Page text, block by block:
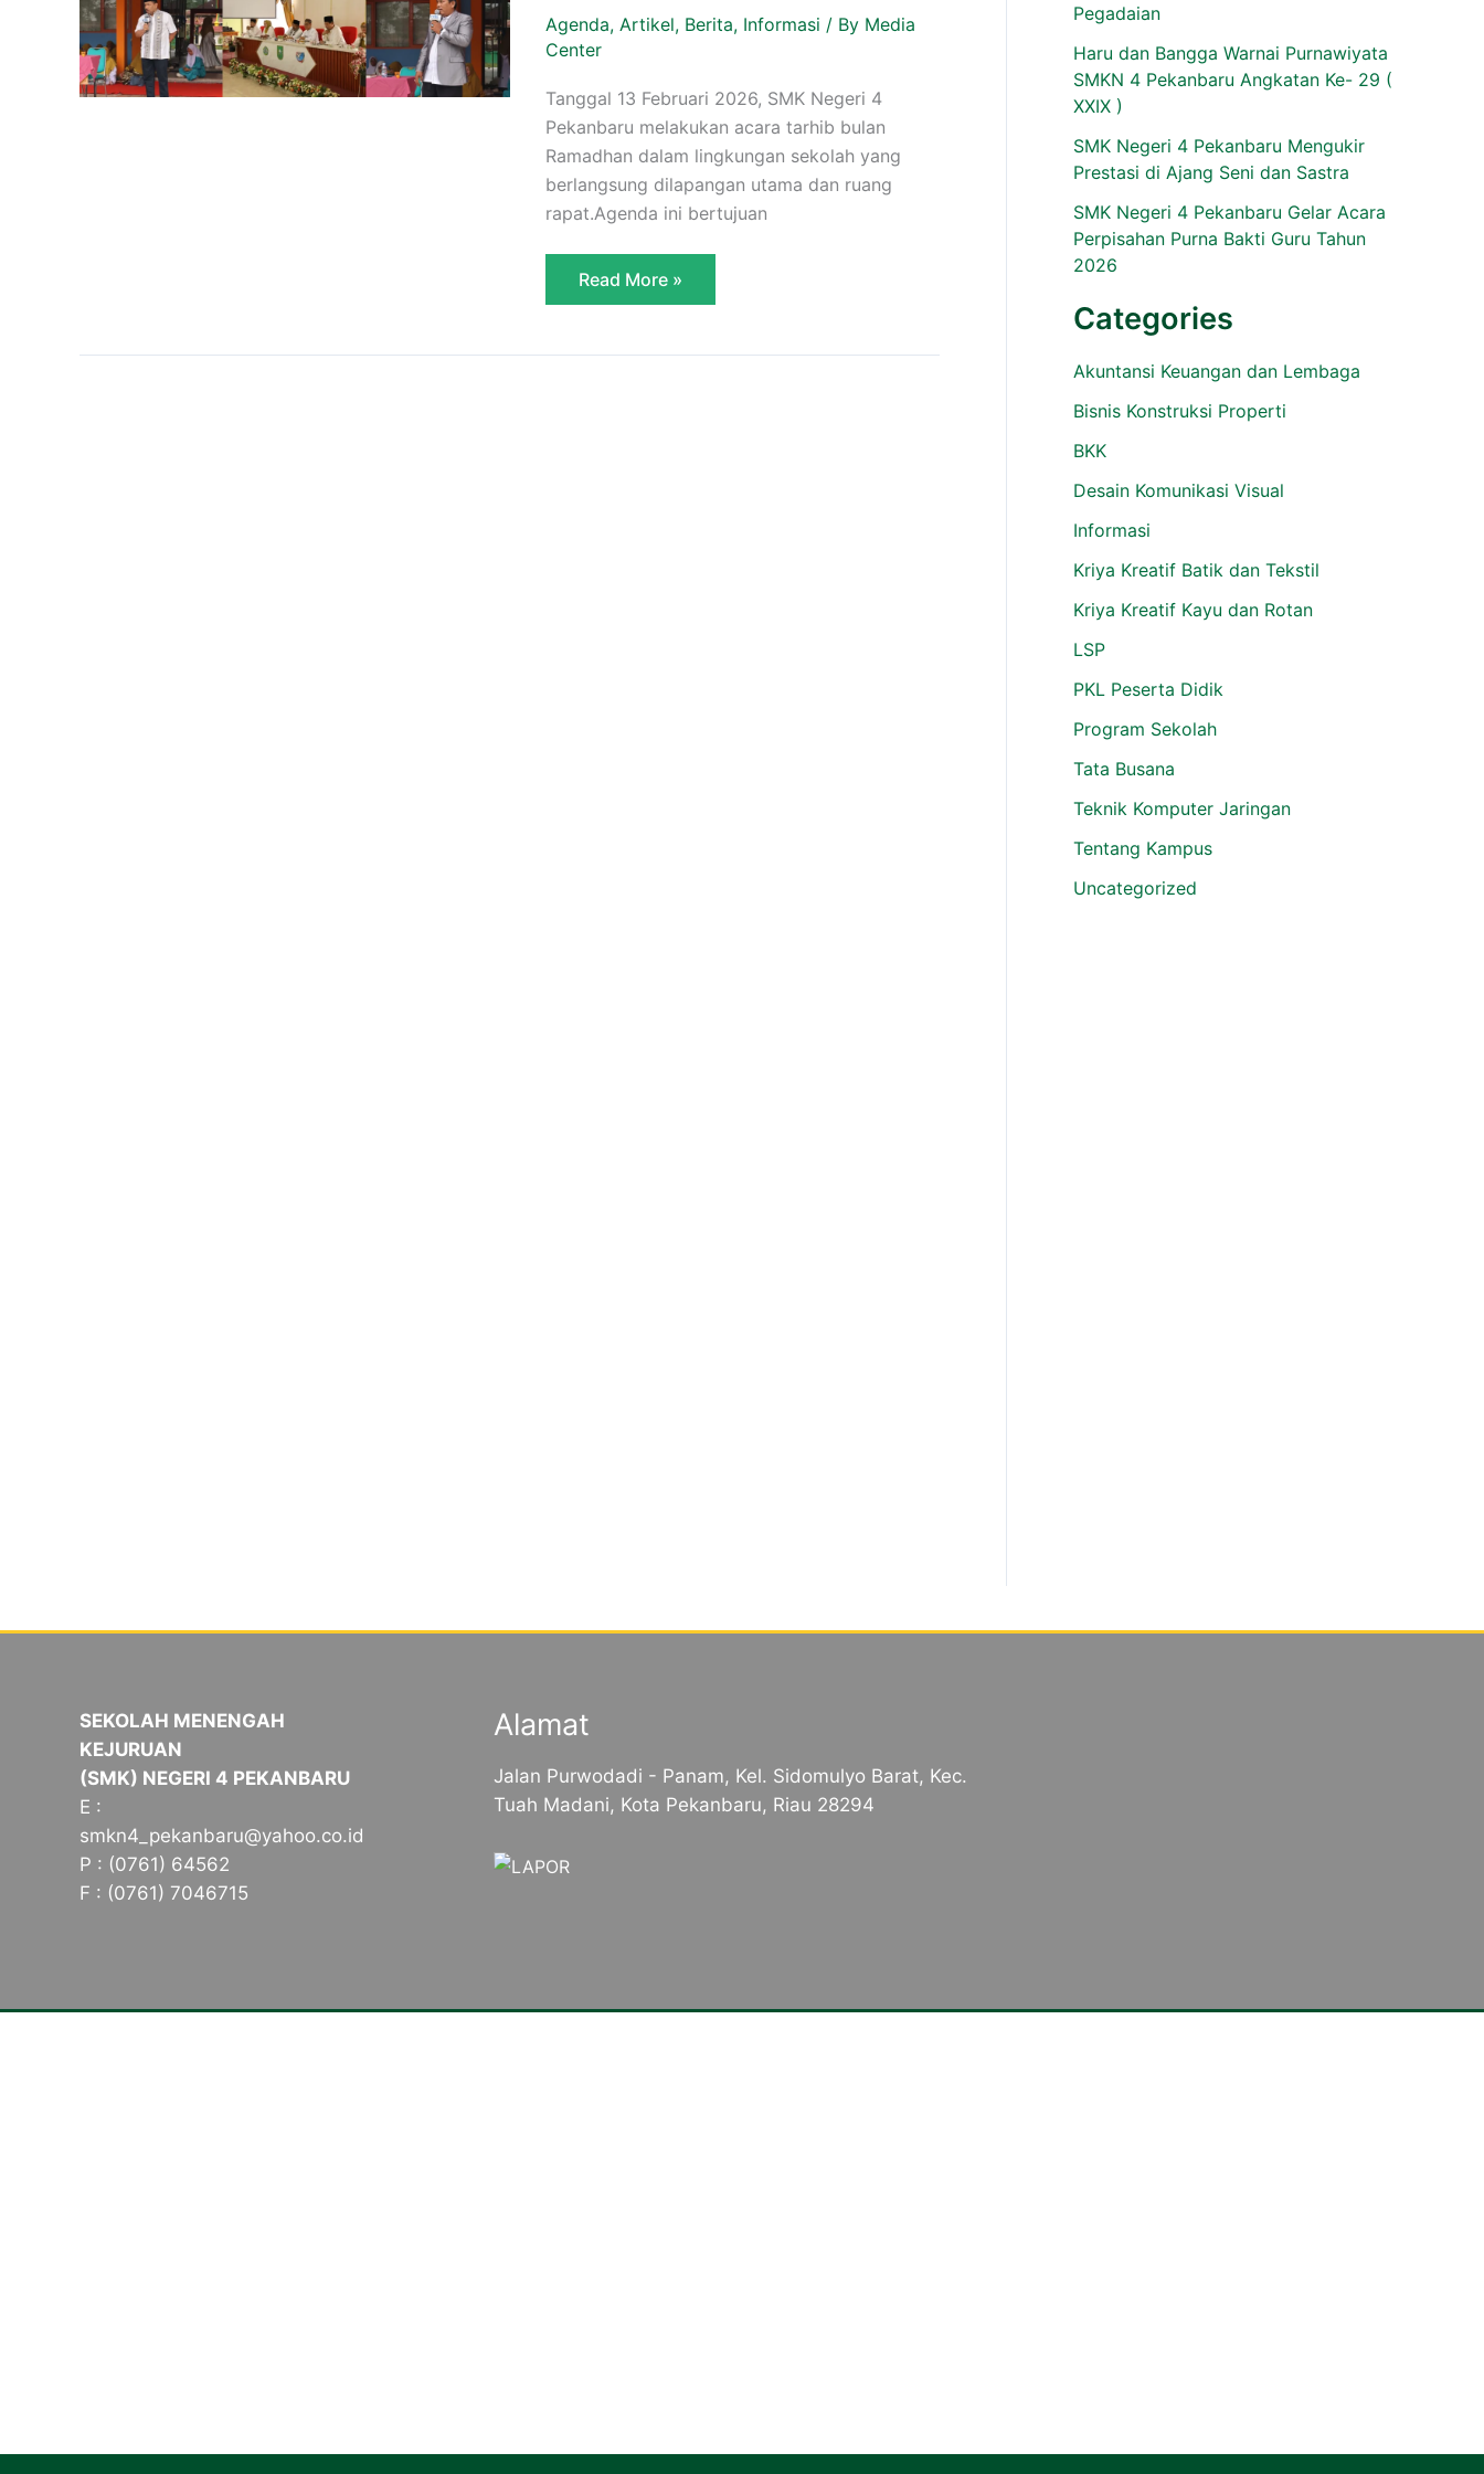
Agenda, Artikel, Berita, Informasi / By Media
Center
Tanggal 13 Februari 2026, SMK Negeri 4
Pekanbaru melakukan acara tarhib bulan
Ramadhan dalam lingkungan sekolah yang
berlangsung dilapangan utama dan ruang
rapat.Agenda ini bertujuan
Pekanbaru
2026/
1447
Read More »
Pegadaian
Haru dan Bangga Warnai Purnawiyata
SMKN 4 Pekanbaru Angkatan Ke- 29 (
XXIX )
SMK Negeri 4 Pekanbaru Mengukir
Prestasi di Ajang Seni dan Sastra
SMK Negeri 4 Pekanbaru Gelar Acara
Perpisahan Purna Bakti Guru Tahun
2026
Categories
Akuntansi Keuangan dan Lembaga
Bisnis Konstruksi Properti
BKK
Desain Komunikasi Visual
Informasi
Kriya Kreatif Batik dan Tekstil
Kriya Kreatif Kayu dan Rotan
LSP
PKL Peserta Didik
Program Sekolah
Tata Busana
Teknik Komputer Jaringan
Tentang Kampus
Uncategorized
SEKOLAH MENENGAH
KEJURUAN
(SMK) NEGERI 4 PEKANBARU
E :
smkn4_pekanbaru@yahoo.co.id
P : (0761) 64562
F : (0761) 7046715
Alamat
Jalan Purwodadi - Panam, Kel. Sidomulyo Barat, Kec.
Tuah Madani, Kota Pekanbaru, Riau 28294